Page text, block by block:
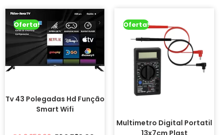
Oferta!
Tv 43 Polegadas Hd Função
Smart Wifi
Oferta!
Multimetro Digital Portatil
13x7cm Plast